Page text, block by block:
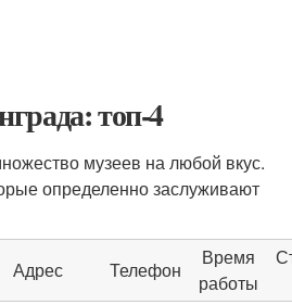
топ-4
музеев на любой вкус.
определенно заслуживают
Адрес Телефон
Время
работы